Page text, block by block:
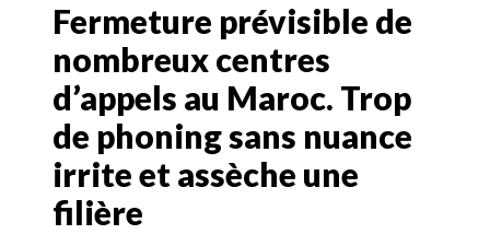
Fermeture prévisible de
nombreux centres
d’appels au Maroc. Trop
de phoning sans nuance
irrite et assèche une
filière